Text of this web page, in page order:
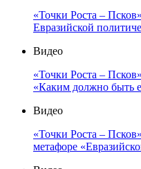
«Точки Роста –
Евразийской
Видео
«Точки Роста –
«Каким должно быть
Видео
«Точки Роста –
метафоре